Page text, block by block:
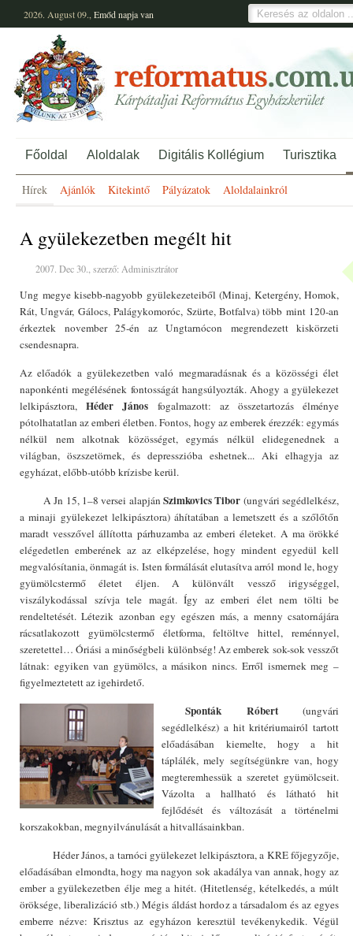
2026. August 09., Emődnapja van
Főoldal Aloldalak Digitális Kollégium Turisztika
Hírek Ajánlók Kitekintő Pályázatok Aloldalainkról
A gyülekezetben megélt hit
2007. Dec 30., szerző: Adminisztrátor
Ung megye kisebb-nagyobb gyülekezeteiből (Minaj, Ketergény, Homok,
Rát, Ungvár, Gálocs, Palágykomoróc, Szürte, Botfalva) több mint 120-an
érkeztek november 25-én az Ungtarnócon megrendezett kiskörzeti
csendesnapra.
Az előadók a gyülekezetben való megmaradásnak és a közösségi élet
naponkénti megélésének fontosságát hangsúlyozták. Ahogy a gyülekezet
lelkipásztora,Héder János fogalmazott: az összetartozás élménye
pótolhatatlan az emberi életben. Fontos, hogy az emberek érezzék: egymás
nélkül nem alkotnak közösséget, egymás nélkül elidegenednek a
világban, öszszetörnek, és depresszióba eshetnek... Aki elhagyja az
egyházat, előbb-utóbb krízisbe kerül.
A Jn 15, 1–8 versei alapján Szimkovics Tibor (ungvári segédlelkész,
a minaji gyülekezet lelkipásztora) áhítatában a lemetszett és a szőlőtőn
maradt vesszővel állította párhuzamba az emberi életeket. A ma örökké
elégedetlen emberének az az elképzelése, hogy mindent egyedül kell
megvalósítania, önmagát is. Isten formálását elutasítva arról mond le, hogy
gyümölcstermő életet éljen. A különvált vessző irigységgel,
viszálykodással szívja tele magát. Így az emberi élet nem tölti be
rendeltetését. Létezik azonban egy egészen más, a menny csatornájára
rácsatlakozott gyümölcstermő életforma, feltöltve hittel, reménnyel,
szeretettel… Óriási a minőségbeli különbség! Az emberek sok-sok vesszőt
látnak: egyiken van gyümölcs, a másikon nincs. Erről ismernek meg –
figyelmeztetett az igehirdető.
Sponták Róbert(ungvári
segédlelkész) a hit kritériumairól tartott
előadásában kiemelte, hogy a hit
táplálék, mely segítségünkre van, hogy
megteremhessük a szeretet gyümölcseit.
Vázolta a hallható és látható hit
fejlődését és változását a történelmi
korszakokban, megnyilvánulását a hitvallásainkban.
Héder János, a tarnóci gyülekezet lelkipásztora, a KRE főjegyzője,
előadásában elmondta, hogy ma nagyon sok akadálya van annak, hogy az
ember a gyülekezetben élje meg a hitét. (Hitetlenség, kételkedés, a múlt
öröksége, liberalizáció stb.) Mégis áldást hordoz a társadalom és az egyes
emberre nézve: Krisztus az egyházon keresztül tevékenykedik. Végül